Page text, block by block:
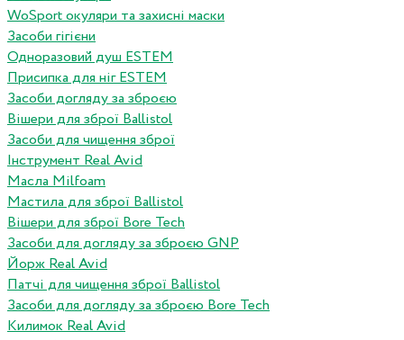
WoSport окуляри та захисні маски
Засоби гігієни
Одноразовий душ ESTEM
Присипка для ніг ESTEM
Засоби догляду за зброєю
Вішери для зброї Ballistol
Засоби для чищення зброї
Інструмент Real Avid
Масла Milfoam
Мастила для зброї Ballistol
Вішери для зброї Bore Tech
Засоби для догляду за зброєю GNP
Йорж Real Avid
Патчі для чищення зброї Ballistol
Засоби для догляду за зброєю Bore Tech
Килимок Real Avid